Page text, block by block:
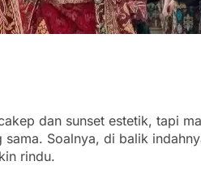
dan sunset estetik, tapi
Soalnya, di balik
rindu.